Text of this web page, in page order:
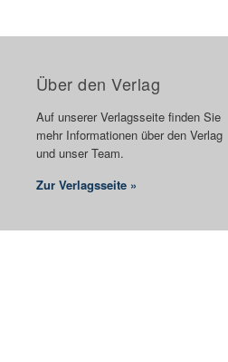
Über den Verlag
Auf unserer Verlagsseite finden Sie
mehr Informationen über den Verlag
und unser Team.
Zur Verlagsseite »